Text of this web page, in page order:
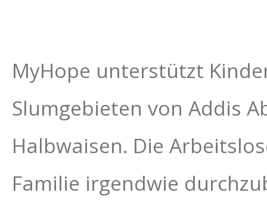
MyHope unterstützt
Slumgebieten von Addis
Halbwaisen. Die
Familie irgendwie